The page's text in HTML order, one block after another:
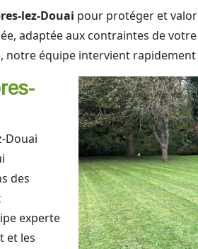
lez-Douai pour protéger et
adaptée aux contraintes de
équipe intervient rapidement
Douai
des
experte
et les